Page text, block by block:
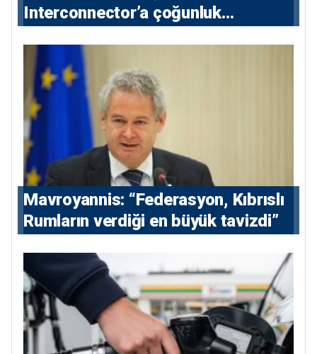
Interconnector’a çoğunluk
Mavroyannis: “Federasyon, Kıbrıslı
Rumların verdiği en büyük tavizdi”